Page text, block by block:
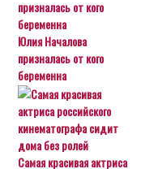
Юлия Началова
призналась от кого
беременна
Самая красивая актриса